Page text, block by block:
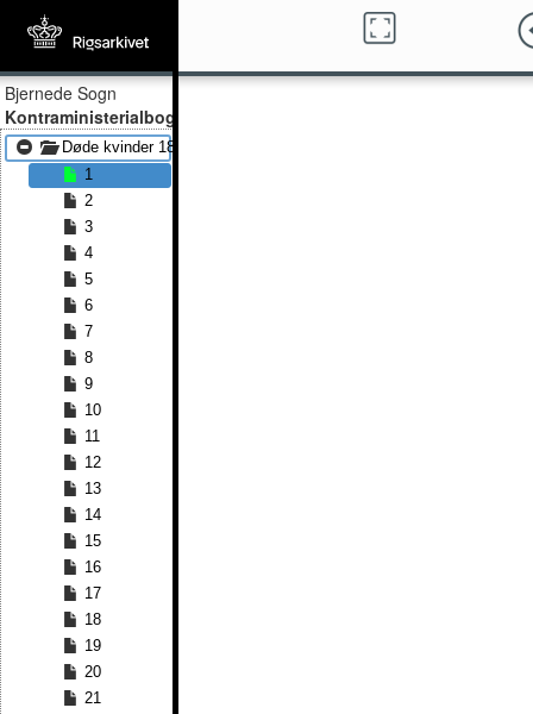
Bjernede Sogn
Kontraministerialbog
Døde kvinder 1815 - Døde kvinder 1832
1
2
3
4
5
6
7
8
9
10
11
12
13
14
15
16
17
18
19
20
21